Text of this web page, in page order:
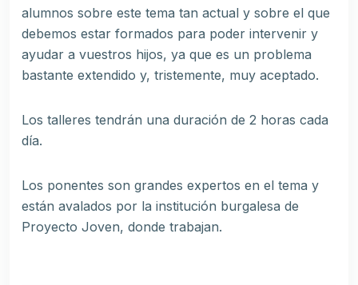
alumnos sobre este tema tan actual y sobre el que
debemos estar formados para poder intervenir y
ayudar a vuestros hijos, ya que es un problema
bastante extendido y, tristemente, muy aceptado.
Los talleres tendrán una duración de 2 horas cada
día.
Los ponentes son grandes expertos en el tema y
están avalados por la institución burgalesa de
Proyecto Joven, donde trabajan.